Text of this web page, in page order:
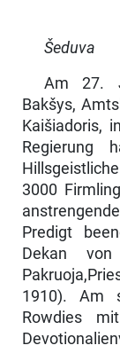
Šeduva
Am 27.
Bakšys,
Kaišiadoris,
3000
Predigt
Dekan von
1910). Am
Rowdies